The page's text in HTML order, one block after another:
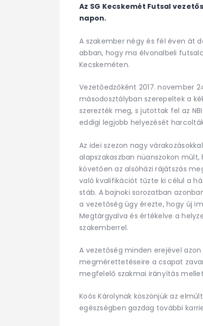
Az SG Kecskemét Futsal
napon.
A szakember négy és fél éven át
abban, hogy ma élvonalbeli
Kecskeméten.
Vezetőedzőként 2017. november
másodosztályban szerepeltek a
szerezték meg, s jutottak fel az
eddigi legjobb helyezését
Az idei szezon nagy
alapszakaszban nüanszokon
követően az alsóházi rájátszás
való kvalifikációt tűzte ki célul a
stáb. A bajnoki sorozatban
a vezetőség úgy érezte, hogy új
Megtárgyalva és értékelve a
szakemberrel.
A vezetőség minden erejével
megmérettetéseire a csapat
megfelelő szakmai irányítás
Koós Károlynak köszönjük az
egészségben gazdag további